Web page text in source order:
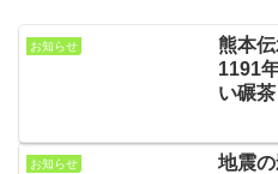
お知らせ
熊本伝
1191
い碾茶
お知らせ
地震